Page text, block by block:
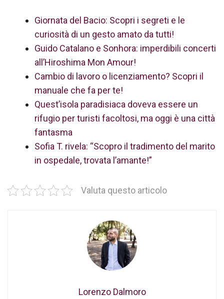
Giornata del Bacio: Scopri i segreti e le
curiosità di un gesto amato da tutti!
Guido Catalano e Sonhora: imperdibili concerti
all’Hiroshima Mon Amour!
Cambio di lavoro o licenziamento? Scopri il
manuale che fa per te!
Quest’isola paradisiaca doveva essere un
rifugio per turisti facoltosi, ma oggi è una città
fantasma
Sofia T. rivela: “Scopro il tradimento del marito
in ospedale, trovata l’amante!”
Valuta questo articolo
Lorenzo Dalmoro